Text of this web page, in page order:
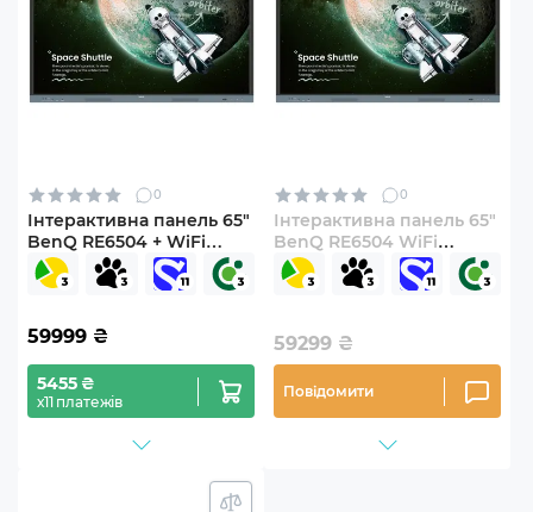
0
Інтерактивна панель 65"
BenQ RE6504 + WiFi
(9H.F9ETK.DE8)
59999 ₴
5455 ₴
х11 платежів
0
Інтерактивна панель 65"
BenQ RE6504 WiFi
(9H.F9ETK.DE6.WiFi)
59299 ₴
Повідомити